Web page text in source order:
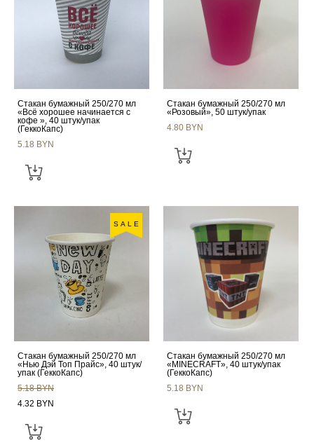
Стакан бумажный 250/270 мл
«Всё хорошее начинается с
кофе », 40 штук/упак
(ГеккоКапс)
5.18 BYN
Стакан бумажный 250/270 мл
«Розовый», 50 штук/упак
4.80 BYN
SALE
Стакан бумажный 250/270 мл
«Нью Дэй Топ Прайс», 40 штук/
упак (ГеккоКапс)
5.18 BYN
4.32 BYN
Стакан бумажный 250/270 мл
«MINECRAFT», 40 штук/упак
(ГеккоКапс)
5.18 BYN